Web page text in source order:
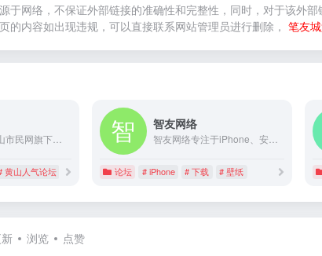
于网络，不保证外部链接的准确性和完整性，同时，对于该外部
的内容如出现违规，可以直接联系网站管理员进行删除， 笔友
黄山人气论坛
智友网络
论坛 # iPhone # 下载 # 壁纸
浏览 点赞